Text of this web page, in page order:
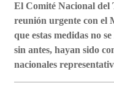
El Comité Nacional
reunión urgente con el
que estas medidas no
sin antes, hayan sido
nacionales